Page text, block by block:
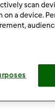
kucharzeniu
ze to watek
robic soki,
wedzarki! A
scan
a device.